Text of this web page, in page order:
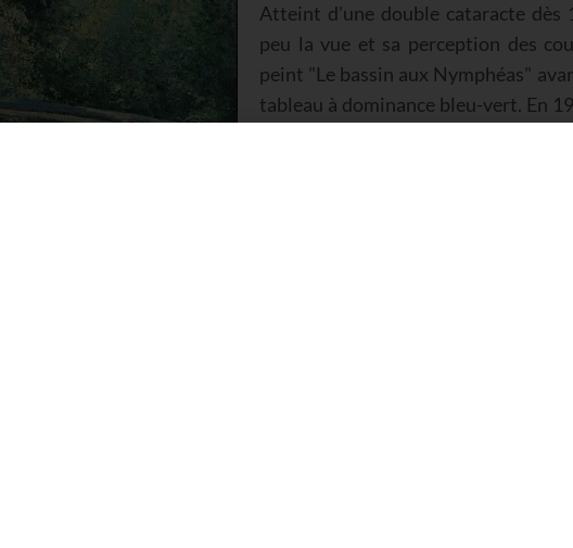
Atteint d'une double cataracte dès
peu la vue et sa perception des
peint "Le bassin aux Nymphéas"
tableau à dominance bleu-vert. En
après l'apparition de sa cataracte
indique que la nature est